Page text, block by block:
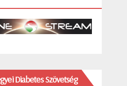
Diabetes Szövetség